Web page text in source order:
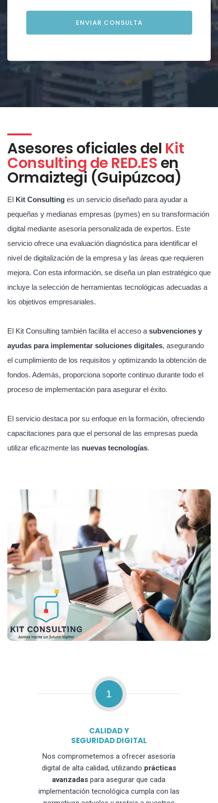
Asesores oficiales del Kit
Consulting de RED.ESen
Ormaiztegi (Guipúzcoa)
El Kit Consulting es un servicio diseñado para ayudar a
pequeñas y medianas empresas (pymes) en su transformación
digital mediante asesoría personalizada de expertos. Este
servicio ofrece una evaluación diagnóstica para identificar el
nivel de digitalización de la empresa y las áreas que requieren
mejora. Con esta información, se diseña un plan estratégico que
incluye la selección de herramientas tecnológicas adecuadas a
los objetivos empresariales.
El Kit Consulting también facilita el acceso a subvenciones y
ayudas para implementar soluciones digitales, asegurando
el cumplimiento de los requisitos y optimizando la obtención de
fondos. Además, proporciona soporte continuo durante todo el
proceso de implementación para asegurar el éxito.
El servicio destaca por su enfoque en la formación, ofreciendo
capacitaciones para que el personal de las empresas pueda
utilizar eficazmente las nuevas tecnologías.
1
CALIDAD Y
SEGURIDAD DIGITAL
Nos comprometemos a ofrecer asesoría
digital de alta calidad, utilizando prácticas
avanzadas para asegurar que cada
implementación tecnológica cumpla con las